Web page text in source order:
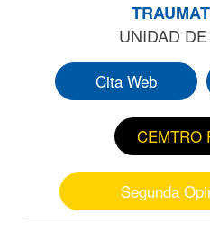
UNIDAD
Cita Web
CEMTRO
Segunda